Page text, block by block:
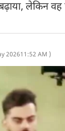
लेकिन
202611:52 AM )